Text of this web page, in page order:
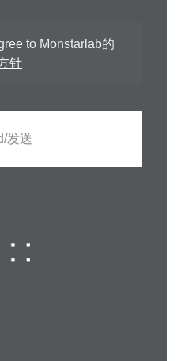
to Monstarlab的
针
发送